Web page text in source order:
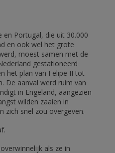
Portugal, die uit 30.000
en ook wel het grote
moest samen met de
gestationeerd
het plan van Felipe II tot
De aanval werd ruim van
in Engeland, aangezien
wilden zaaien in
zich snel zou overgeven.
als ze in